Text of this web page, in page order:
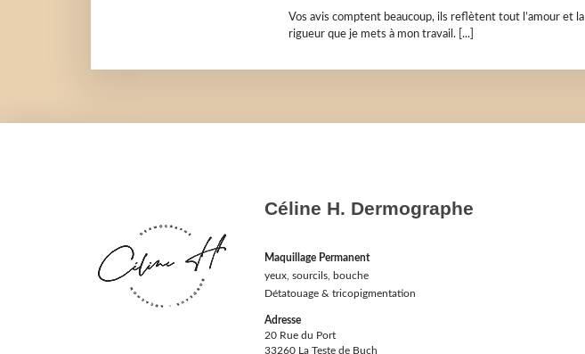
Vos avis comptent beaucoup, ils reflètent tout l’amour et la
rigueur que je mets à mon travail. [...]
Céline H. Dermographe
Maquillage Permanent
yeux, sourcils, bouche
Détatouage & tricopigmentation
Adresse
20 Rue du Port
33260 La Teste de Buch